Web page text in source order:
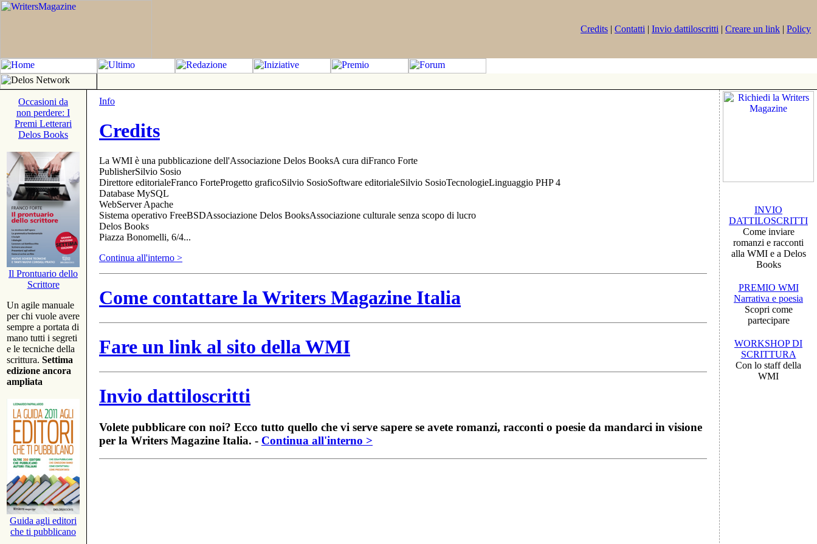
Credits | Contatti | Invio dattiloscritti | Creare un link | Policy
Occasioni da
non perdere: I
Premi Letterari
Delos Books
Il Prontuario dello
Scrittore
Un agile manuale
per chi vuole avere
sempre a portata di
mano tutti i segreti
e le tecniche della
scrittura. Settima
edizione ancora
ampliata
Guida agli editori
che ti pubblicano
Info
Credits
La WMI è una pubblicazione dell'Associazione Delos BooksA cura diFranco Forte
PublisherSilvio Sosio
Direttore editorialeFranco ForteProgetto graficoSilvio SosioSoftware editorialeSilvio SosioTecnologieLinguaggio PHP 4
Database MySQL
WebServer Apache
Sistema operativo FreeBSDAssociazione Delos BooksAssociazione culturale senza scopo di lucro
Delos Books
Piazza Bonomelli, 6/4...
Continua all'interno >
Come contattare la Writers Magazine Italia
Fare un link al sito della WMI
Invio dattiloscritti
Volete pubblicare con noi? Ecco tutto quello che vi serve sapere se avete romanzi, racconti o poesie da mandarci in visione
per la Writers Magazine Italia. - Continua all'interno >
INVIO
DATTILOSCRITTI
Come inviare
romanzi e racconti
alla WMI e a Delos
Books
PREMIO WMI
Narrativa e poesia
Scopri come
partecipare
WORKSHOP DI
SCRITTURA
Con lo staff della
WMI